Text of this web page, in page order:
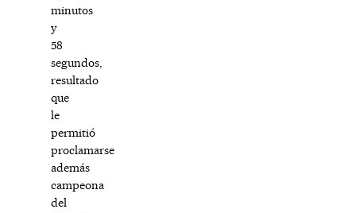
minutos
y
58
segundos,
resultado
que
le
permitió
proclamarse
además
campeona
del